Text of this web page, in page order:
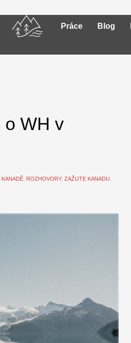
Práce Blog
o WH v
KANADĚ ROZHOVORY, ZAŽIJTE KANADU